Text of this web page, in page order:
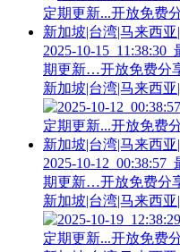
2025-10-
期更新…开放免费分
新加坡|台湾|马来西
2025-10-
期更新…开放免费分
新加坡|台湾|马来西